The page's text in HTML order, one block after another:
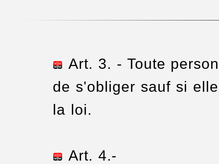
Art. 3. - Toute
de s'obliger sauf si
la loi.
Art. 4.-